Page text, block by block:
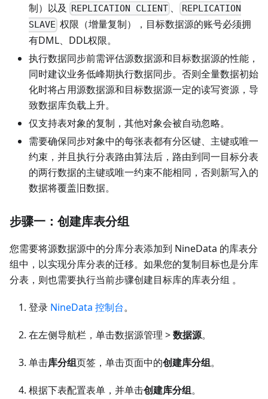
制）以及
REPLICATION CLIENT 、
REPLICATION
SLAVE 权限（增量复制），目标数据源的账号必须拥
有DML、DDL权限。
执行数据同步前需评估源数据源和目标数据源的性能，
同时建议业务低峰期执行数据同步。否则全量数据初始
化时将占用源数据源和目标数据源一定的读写资源，导
致数据库负载上升。
仅支持表对象的复制，其他对象会被自动忽略。
需要确保同步对象中的每张表都有分区键、主键或唯一
约束，并且执行分表路由算法后，路由到同一目标分表
的两行数据的主键或唯一约束不能相同，否则新写入的
数据将覆盖旧数据。
步骤一：创建库表分组
您需要将源数据源中的分库分表添加到 NineData 的库表分
组中，以实现分库分表的迁移。如果您的复制目标也是分库
分表，则也需要执行当前步骤创建目标库的库表分组 。
登录 NineData 控制台。
在左侧导航栏，单击数据源管理 >数据源。
单击库分组页签，单击页面中的创建库分组。
根据下表配置表单，并单击创建库分组。